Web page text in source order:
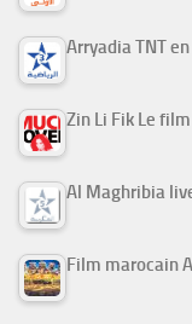
Arryadia TNT
Al Maghribia